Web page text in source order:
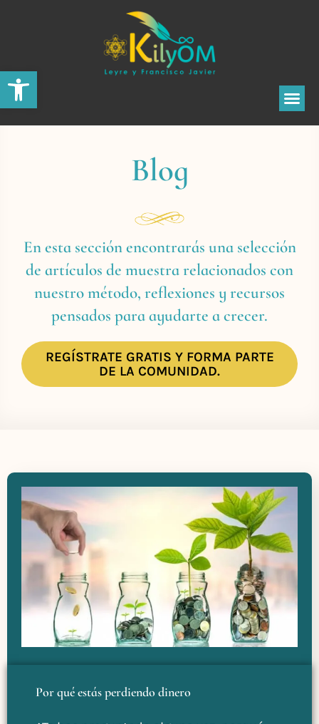
Abrir barra de herramientas
Blog
En esta sección encontrarás una selección
de artículos de muestra relacionados con
nuestro método, reflexiones y recursos
pensados para ayudarte a crecer.
REGÍSTRATE GRATIS Y FORMA PARTE
DE LA COMUNIDAD.
Por qué estás perdiendo dinero